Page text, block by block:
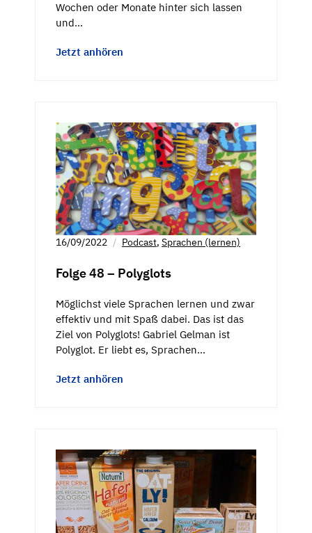
Wochen oder Monate hinter sich lassen
und…
Jetzt anhören
16/09/2022 Podcast, Sprachen (lernen)
Folge 48 – Polyglots
Möglichst viele Sprachen lernen und zwar
effektiv und mit Spaß dabei. Das ist das
Ziel von Polyglots! Gabriel Gelman ist
Polyglot. Er liebt es, Sprachen…
Jetzt anhören